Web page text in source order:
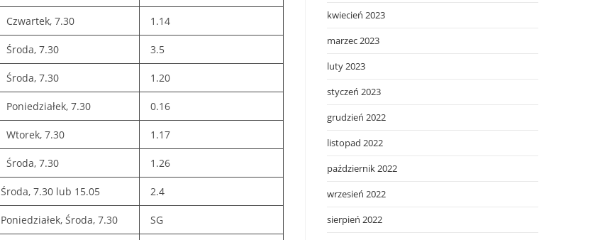
Czwartek, 7.30 1.14
Środa, 7.30 3.5
Środa, 7.30 1.20
Poniedziałek, 7.30 0.16
Wtorek, 7.30 1.17
Środa, 7.30 1.26
Środa, 7.30 lub 15.05 2.4
Poniedziałek, Środa, 7.30 SG
kwiecień 2023
marzec 2023
luty 2023
styczeń 2023
grudzień 2022
listopad 2022
październik 2022
wrzesień 2022
sierpień 2022